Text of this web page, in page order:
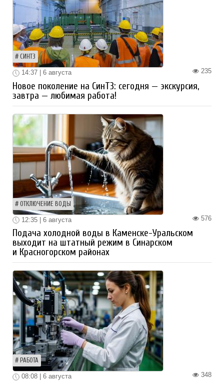
СИНТЗ
235
14:37 | 6 августа
Новое поколение на СинТЗ: сегодня — экскурсия,
завтра — любимая работа!
ОТКЛЮЧЕНИЕ ВОДЫ
576
12:35 | 6 августа
Подача холодной воды в Каменске-Уральском
выходит на штатный режим в Синарском
и Красногорском районах
РАБОТА
348
08:08 | 6 августа